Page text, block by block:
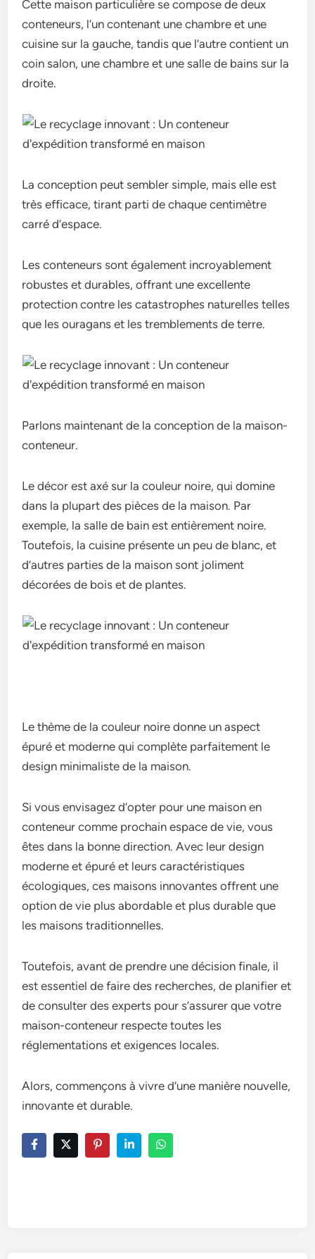
Cette maison particulière se compose de deux
conteneurs, l’un contenant une chambre et une
cuisine sur la gauche, tandis que l’autre contient un
coin salon, une chambre et une salle de bains sur la
droite.
La conception peut sembler simple, mais elle est
très efficace, tirant parti de chaque centimètre
carré d’espace.
Les conteneurs sont également incroyablement
robustes et durables, offrant une excellente
protection contre les catastrophes naturelles telles
que les ouragans et les tremblements de terre.
Parlons maintenant de la conception de la maison-
conteneur.
Le décor est axé sur la couleur noire, qui domine
dans la plupart des pièces de la maison. Par
exemple, la salle de bain est entièrement noire.
Toutefois, la cuisine présente un peu de blanc, et
d’autres parties de la maison sont joliment
décorées de bois et de plantes.
Le thème de la couleur noire donne un aspect
épuré et moderne qui complète parfaitement le
design minimaliste de la maison.
Si vous envisagez d’opter pour une maison en
conteneur comme prochain espace de vie, vous
êtes dans la bonne direction. Avec leur design
moderne et épuré et leurs caractéristiques
écologiques, ces maisons innovantes offrent une
option de vie plus abordable et plus durable que
les maisons traditionnelles.
Toutefois, avant de prendre une décision finale, il
est essentiel de faire des recherches, de planifier et
de consulter des experts pour s’assurer que votre
maison-conteneur respecte toutes les
réglementations et exigences locales.
Alors, commençons à vivre d’une manière nouvelle,
innovante et durable.